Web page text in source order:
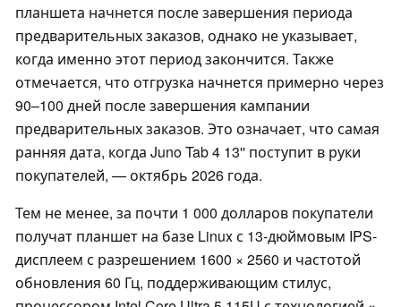
планшета начнется после завершения периода
предварительных заказов, однако не указывает,
когда именно этот период закончится. Также
отмечается, что отгрузка начнется примерно через
90–100 дней после завершения кампании
предварительных заказов. Это означает, что самая
ранняя дата, когда Juno Tab 4 13'' поступит в руки
покупателей, — октябрь 2026 года.
Тем не менее, за почти 1 000 долларов покупатели
получат планшет на базе Linux с 13-дюймовым IPS-
дисплеем с разрешением 1600 × 2560 и частотой
обновления 60 Гц, поддерживающим стилус,